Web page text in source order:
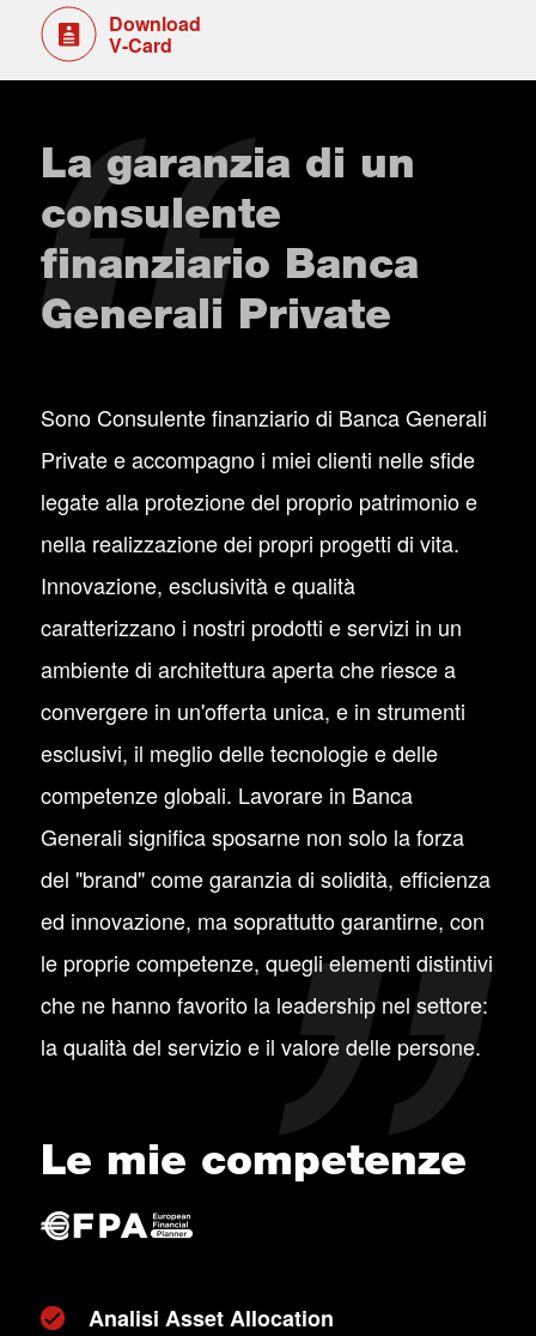
Download
V-Card
La garanzia di un
consulente
finanziario Banca
Generali Private
Sono Consulente finanziario di Banca Generali
Private e accompagno i miei clienti nelle sfide
legate alla protezione del proprio patrimonio e
nella realizzazione dei propri progetti di vita.
Innovazione, esclusività e qualità
caratterizzano i nostri prodotti e servizi in un
ambiente di architettura aperta che riesce a
convergere in un'offerta unica, e in strumenti
esclusivi, il meglio delle tecnologie e delle
competenze globali. Lavorare in Banca
Generali significa sposarne non solo la forza
del "brand" come garanzia di solidità, efficienza
ed innovazione, ma soprattutto garantirne, con
le proprie competenze, quegli elementi distintivi
che ne hanno favorito la leadership nel settore:
la qualità del servizio e il valore delle persone.
Le mie competenze
Analisi Asset Allocation